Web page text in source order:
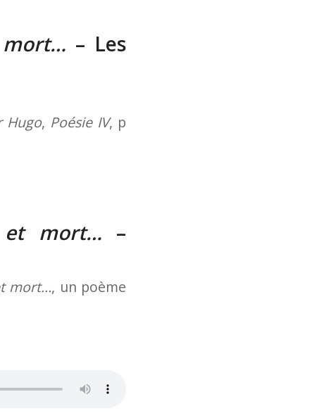
mort… – Les
Hugo, Poésie IV, p
et mort… –
mort…, un poème